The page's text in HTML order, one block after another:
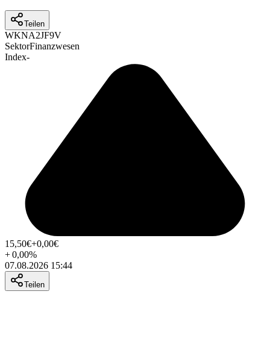
Teilen
WKNA2JF9V
SektorFinanzwesen
Index-
15,50€+0,00€
+0,00%
07.08.2026 15:44
Teilen